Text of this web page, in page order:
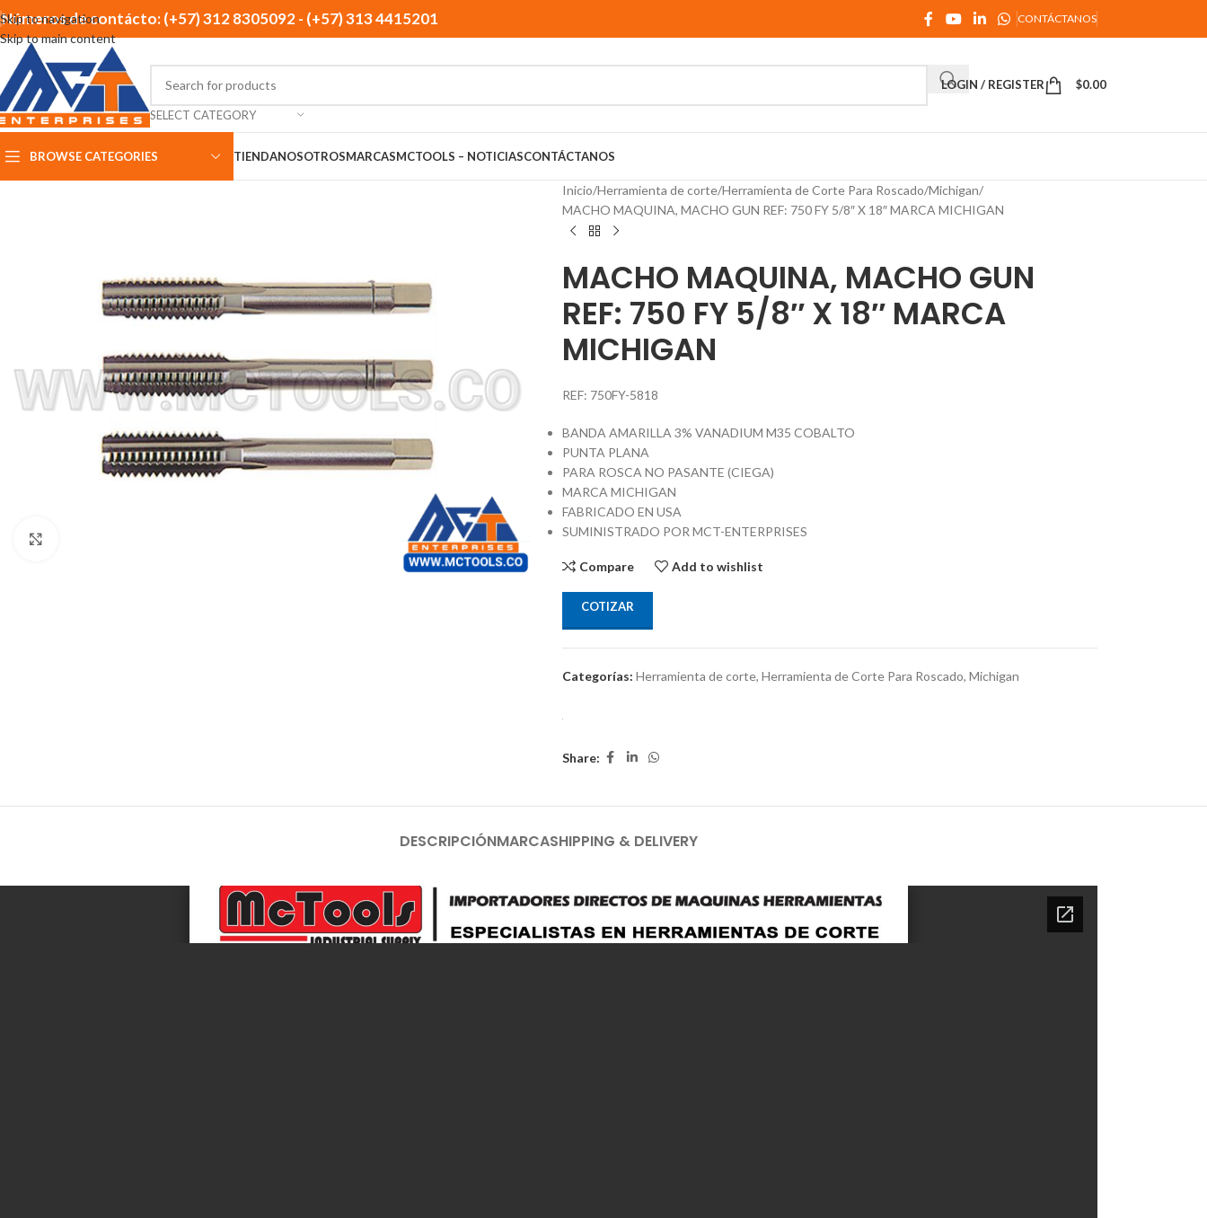
Skip to navigation
Skip to main content
Números de contácto: (+57) 312 8305092 - (+57) 313 4415201 CONTÁCTANOS
SELECT CATEGORY
LOGIN / REGISTER $0.00
BROWSE CATEGORIES TIENDANOSOTROSMARCASMCTOOLS – NOTICIASCONTÁCTANOS
Inicio Herramienta de corte Herramienta de Corte Para Roscado Michigan
MACHO MAQUINA, MACHO GUN REF: 750 FY 5/8″ X 18″ MARCA MICHIGAN
MACHO MAQUINA, MACHO GUN
REF: 750 FY 5/8″ X 18″ MARCA
MICHIGAN
REF: 750FY-5818
BANDA AMARILLA 3% VANADIUM M35 COBALTO
PUNTA PLANA
PARA ROSCA NO PASANTE (CIEGA)
MARCA MICHIGAN
FABRICADO EN USA
SUMINISTRADO POR MCT-ENTERPRISES
Compare Add to wishlist
COTIZAR
Categorías: Herramienta de corte, Herramienta de Corte Para Roscado, Michigan
Share:
DESCRIPCIÓNMARCASHIPPING & DELIVERY